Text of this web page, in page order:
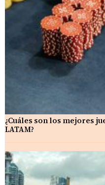
¿Cuáles son los mejores
LATAM?